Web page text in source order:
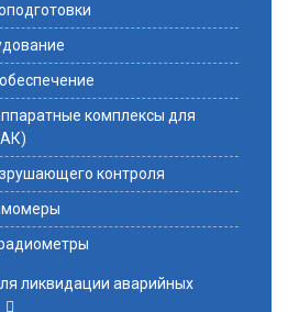
комплексы для
контроля
ликвидации аварийных